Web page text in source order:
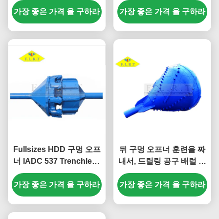
가장 좋은 가격 을 구하라
결합했습니다
가장 좋은 가격 을 구하라
Fullsizes HDD 구멍 오프
너 IADC 537 Trenchless
를 위한 중간 단단한 HDD
바위 리머
가장 좋은 가격 을 구하라
뒤 구멍 오프너 훈련을 짜
내서, 드릴링 공구 배럴 리
머를 더럽히십시오
가장 좋은 가격 을 구하라